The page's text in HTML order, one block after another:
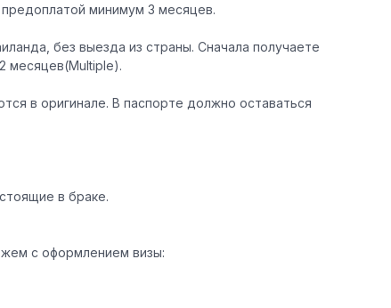
минимум 3 месяцев.
без выезда из страны. Сначала получаете
месяцев(Multiple).
в оригинале. В паспорте должно оставаться
в браке.
с оформлением визы: